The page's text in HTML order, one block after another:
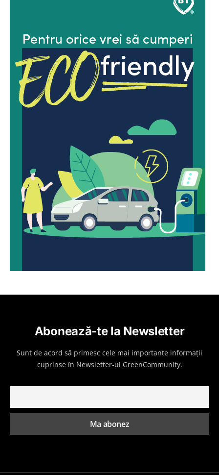
Abonează-te la Newsletter
Sunt de acord să primesc cele mai importante informații
cuprinse în Newsletter-ul GreenCommunity.